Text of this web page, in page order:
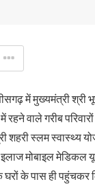
में मुख्यमंत्री
रहने वाले गरीब
शहरी स्लम स्वास्थ्य
मोबाइल मेडिकल
के घरों के पास ही